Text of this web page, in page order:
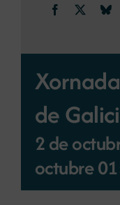
Facebook
de
2 de
octubre